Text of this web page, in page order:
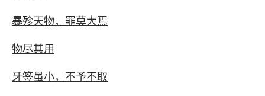
暴殄天物，罪莫大焉
物尽其用
牙签虽小，不予不取